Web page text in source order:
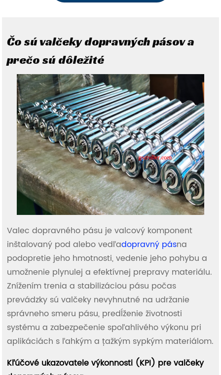
Čo sú valčeky dopravných pásov a
prečo sú dôležité
Valec dopravného pásu je valcový komponent
inštalovaný pod alebo vedľadopravný pásna
podopretie jeho hmotnosti, vedenie jeho pohybu a
umožnenie plynulej a efektívnej prepravy materiálu.
Znížením trenia a stabilizáciou pásu počas
prevádzky sú valčeky nevyhnutné na udržanie
správneho smeru pásu, predĺženie životnosti
systému a zabezpečenie spoľahlivého výkonu pri
aplikáciách s ľahkým a ťažkým sypkým materiálom.
Kľúčové ukazovatele výkonnosti (KPI) pre valčeky